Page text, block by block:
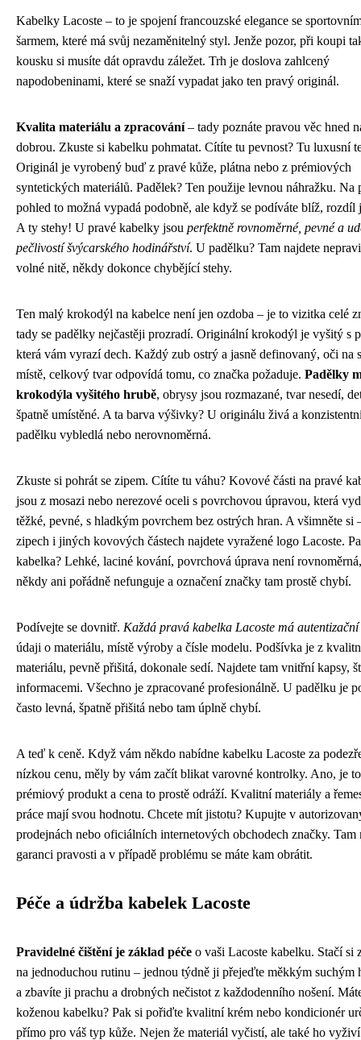
Kabelky Lacoste – to je spojení francouzské elegance se
šarmem, které má svůj nezaměnitelný styl. Jenže pozor, při koupi
kousku si musíte dát opravdu záležet. Trh je doslova zahlcený
napodobeninami, které se snaží vypadat jako ten pravý originál.
Kvalita materiálu a zpracování– tady poznáte pravou věc hned
dobrou. Zkuste si kabelku pohmatat. Cítíte tu pevnost? Tu luxusní
Originál je vyrobený buď z pravé kůže, plátna nebo z prémiových
syntetických materiálů. Padělek? Ten použije levnou náhražku. Na
pohled to možná vypadá podobně, ale když se podíváte blíž, rozdíl
A ty stehy! U pravé kabelky jsou perfektně rovnoměrné, pevné a
pečlivostí švýcarského hodinářství. U padělku? Tam najdete
volné nitě, někdy dokonce chybějící stehy.
Ten malý krokodýl na kabelce není jen ozdoba – je to vizitka celé
tady se padělky nejčastěji prozradí. Originální krokodýl je vyšitý s
která vám vyrazí dech. Každý zub ostrý a jasně definovaný, oči na
místě, celkový tvar odpovídá tomu, co značka požaduje. Padělky
krokodýla vyšitého hrubě, obrysy jsou rozmazané, tvar nesedí,
špatně umístěné. A ta barva výšivky? U originálu živá a
padělku vybledlá nebo nerovnoměrná.
Zkuste si pohrát se zipem. Cítíte tu váhu? Kovové části na pravé
jsou z mosazi nebo nerezové oceli s povrchovou úpravou, která
těžké, pevné, s hladkým povrchem bez ostrých hran. A všimněte si
zipech i jiných kovových částech najdete vyražené logo Lacoste.
kabelka? Lehké, laciné kování, povrchová úprava není
někdy ani pořádně nefunguje a označení značky tam prostě chybí.
Podívejte se dovnitř. Každá pravá kabelka Lacoste má autentizační
údaji o materiálu, místě výroby a čísle modelu. Podšívka je z
materiálu, pevně přišitá, dokonale sedí. Najdete tam vnitřní kapsy,
informacemi. Všechno je zpracované profesionálně. U padělku je
často levná, špatně přišitá nebo tam úplně chybí.
A teď k ceně. Když vám někdo nabídne kabelku Lacoste za
nízkou cenu, měly by vám začít blikat varovné kontrolky. Ano, je to
prémiový produkt a cena to prostě odráží. Kvalitní materiály a
práce mají svou hodnotu. Chcete mít jistotu? Kupujte v
prodejnách nebo oficiálních internetových obchodech značky. Tam
garanci pravosti a v případě problému se máte kam obrátit.
Péče a údržba kabelek Lacoste
Pravidelné čištění je základ péče o vaši Lacoste kabelku. Stačí si
na jednoduchou rutinu – jednou týdně ji přejeďte měkkým suchým
a zbavíte ji prachu a drobných nečistot z každodenního nošení.
koženou kabelku? Pak si pořiďte kvalitní krém nebo kondicionér
přímo pro váš typ kůže. Nejen že materiál vyčistí, ale také ho